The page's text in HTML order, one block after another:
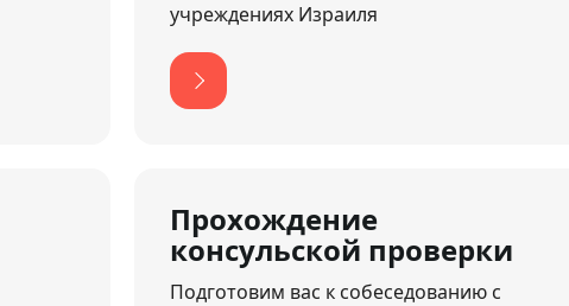
учреждениях Израиля
Прохождение
консульской проверки
Подготовим вас к собеседованию с